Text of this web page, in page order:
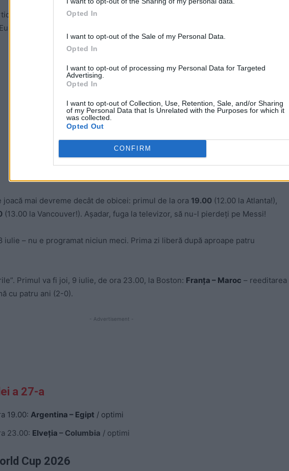
Opted In
I want to opt-out of the Sale of my Personal Data.
Opted In
I want to opt-out of processing my Personal Data for Targeted
Advertising.
Opted In
I want to opt-out of Collection, Use, Retention, Sale, and/or Sharing
of my Personal Data that Is Unrelated with the Purposes for which it
was collected.
Opted Out
CONFIRM
a serii e mai echilibrată, dar Columbia are totuși prima șansă. Un succes al
să ”livreze” 6 din cele 8 echipe din ”sferturi”!
- Advertisement -
joacă mai devreme decât de obicei: primul de la ora 19.00 (12.00 la Atlanta!),
(13.00 la Vancouver!). Așadar, fuga la televizor, să nu-l pierdeți pe Messi!
iulie – nu e programat niciun meci. Prima zi liberă după aproape patru
Primul va fi joi, 9 iulie, de ora 23.00, la Boston: Franța – Maroc – reeditarea
cu patru ani (2-0).
- Advertisement -
a 27-a
19.00: Argentina – Egipt / optimi
23.00: Elveția – Columbia / optimi
Cup 2026